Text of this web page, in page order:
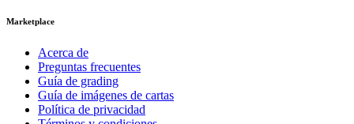
Marketplace
Acerca de
Preguntas frecuentes
Guía de grading
Guía de imágenes de cartas
Política de privacidad